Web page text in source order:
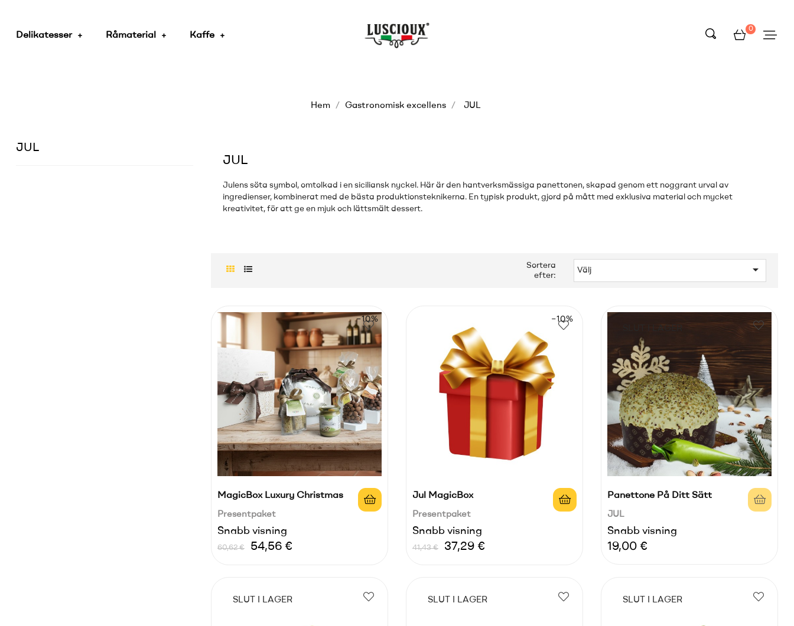
Delikatesser Råmaterial Kaffe
0
Hem Gastronomisk excellens JUL
JUL
JUL
Julens söta symbol, omtolkad i en siciliansk nyckel. Här är den hantverksmässiga panettonen, skapad genom ett noggrant urval av
ingredienser, kombinerat med de bästa produktionsteknikerna. En typisk produkt, gjord på mått med exklusiva material och mycket
kreativitet, för att ge en mjuk och lättsmält dessert.
Sortera
efter:
Välj 
MagicBox Luxury Christmas
Presentpaket
Snabb visning
Ordinarie
60,62 €
−10%
Pris
54,56 €
Jul MagicBox
Presentpaket
Snabb visning
Ordinarie
41,43 €
−10%
Pris
37,29 €
Panettone På Ditt Sätt
JUL
Snabb visning
Pris
19,00 €
SLUT I LAGER SLUT I LAGER SLUT I LAGER